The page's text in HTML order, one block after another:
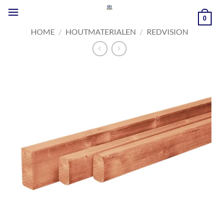
naar
0
HOME / HOUTMATERIALEN / REDVISION